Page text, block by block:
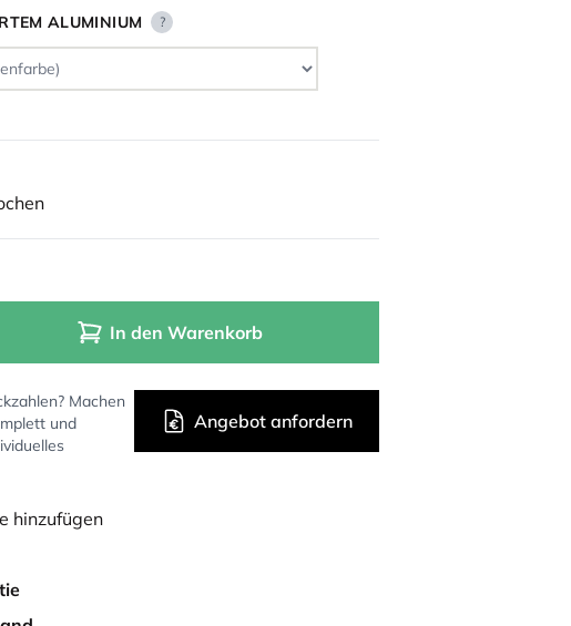
ALUMINIUM ?
In den Warenkorb
Machen
und
Angebot anfordern
hinzufügen